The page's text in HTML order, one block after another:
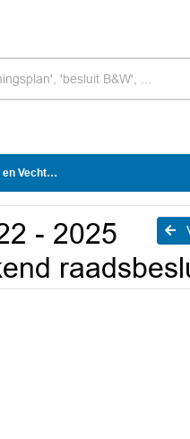
raadsbesluit
- 2025